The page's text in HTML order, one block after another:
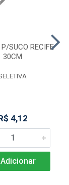
SUCO RECIFE
30CM
4,12